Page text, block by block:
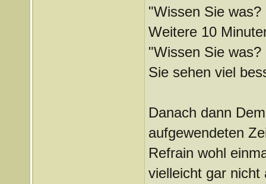
"Wissen Sie
Weitere 10
"Wissen Sie
Sie sehen viel
Danach dann
aufgewendeten
Refrain wohl
vielleicht gar nicht